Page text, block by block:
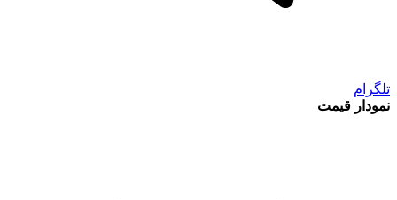
تلگرام
نمودار قیمت